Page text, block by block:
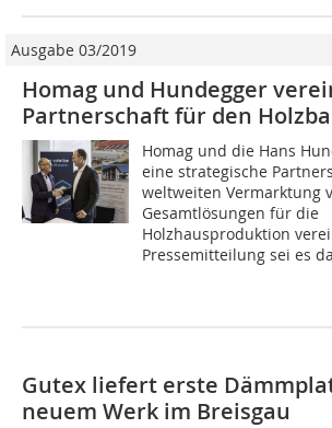
Ausgabe 03/2019
Homag und Hundegger
Partnerschaft für den
Homag und die Hans
eine strategische
weltweiten Vermarktung
Gesamtlösungen für die
Holzhausproduktion
Pressemitteilung sei es
Gutex liefert erste
neuem Werk im Breisgau